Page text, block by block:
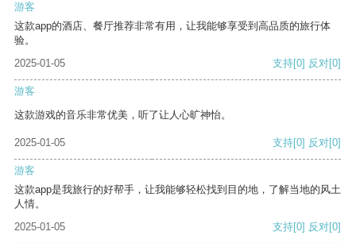
游客
这款app的酒店、餐厅推荐非常有用，让我能够享受到高品质的旅行体
验。
2025-01-05
支持[0] 反对[0]
游客
这款游戏的音乐非常优美，听了让人心旷神怡。
2025-01-05 支持[0] 反对[0]
游客
这款app是我旅行的好帮手，让我能够轻松找到目的地，了解当地的风土
人情。
2025-01-05
支持[0] 反对[0]